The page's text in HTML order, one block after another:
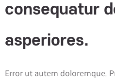
consequatur
asperiores.
Error ut autem doloremque.